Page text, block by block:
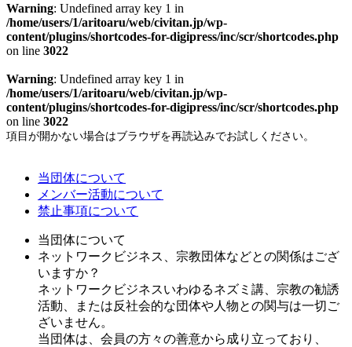
Warning: Undefined array key 1 in
/home/users/1/aritoaru/web/civitan.jp/wp-
content/plugins/shortcodes-for-digipress/inc/scr/shortcodes.php
on line 3022
Warning: Undefined array key 1 in
/home/users/1/aritoaru/web/civitan.jp/wp-
content/plugins/shortcodes-for-digipress/inc/scr/shortcodes.php
on line 3022
項目が開かない場合はブラウザを再読込みでお試しください。
当団体について
メンバー活動について
禁止事項について
当団体について
ネットワークビジネス、宗教団体などとの関係はござ
いますか？
ネットワークビジネスいわゆるネズミ講、宗教の勧誘
活動、または反社会的な団体や人物との関与は一切ご
ざいません。
当団体は、会員の方々の善意から成り立っており、